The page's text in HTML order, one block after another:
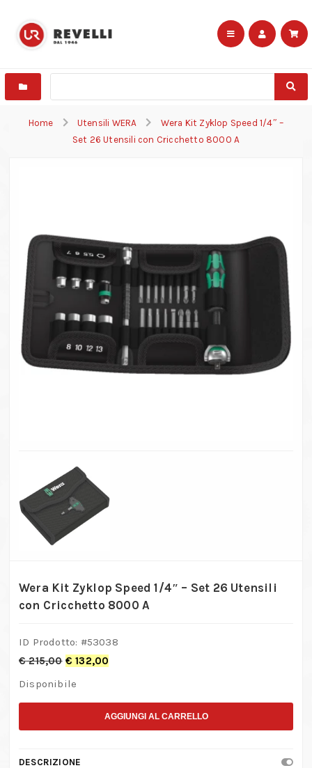
Home Utensili WERA
Wera Kit Zyklop Speed 1/4″ –
Set 26 Utensili con Cricchetto 8000 A
Wera Kit Zyklop Speed 1/4″ – Set 26 Utensili
con Cricchetto 8000 A
ID Prodotto: #53038
€215,00 € 132,00
Disponibile
AGGIUNGI AL CARRELLO
DESCRIZIONE